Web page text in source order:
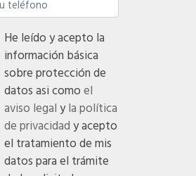
He leído y acepto la
información básica
sobre protección de
datos asi comoel
aviso legalyla política
de privacidady acepto
el tratamiento de mis
datos para el trámite